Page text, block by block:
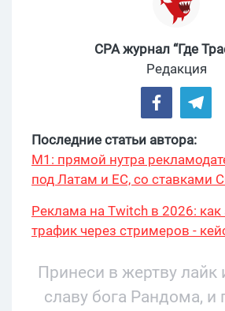
CPA журнал “Где
Редакция
Последние статьи автора:
М1: прямой нутра
под Латам и ЕС, со ставками
Реклама на Twitch в 2026:
трафик через стримеров -
Принеси в жертву лайк
славу бога Рандома,